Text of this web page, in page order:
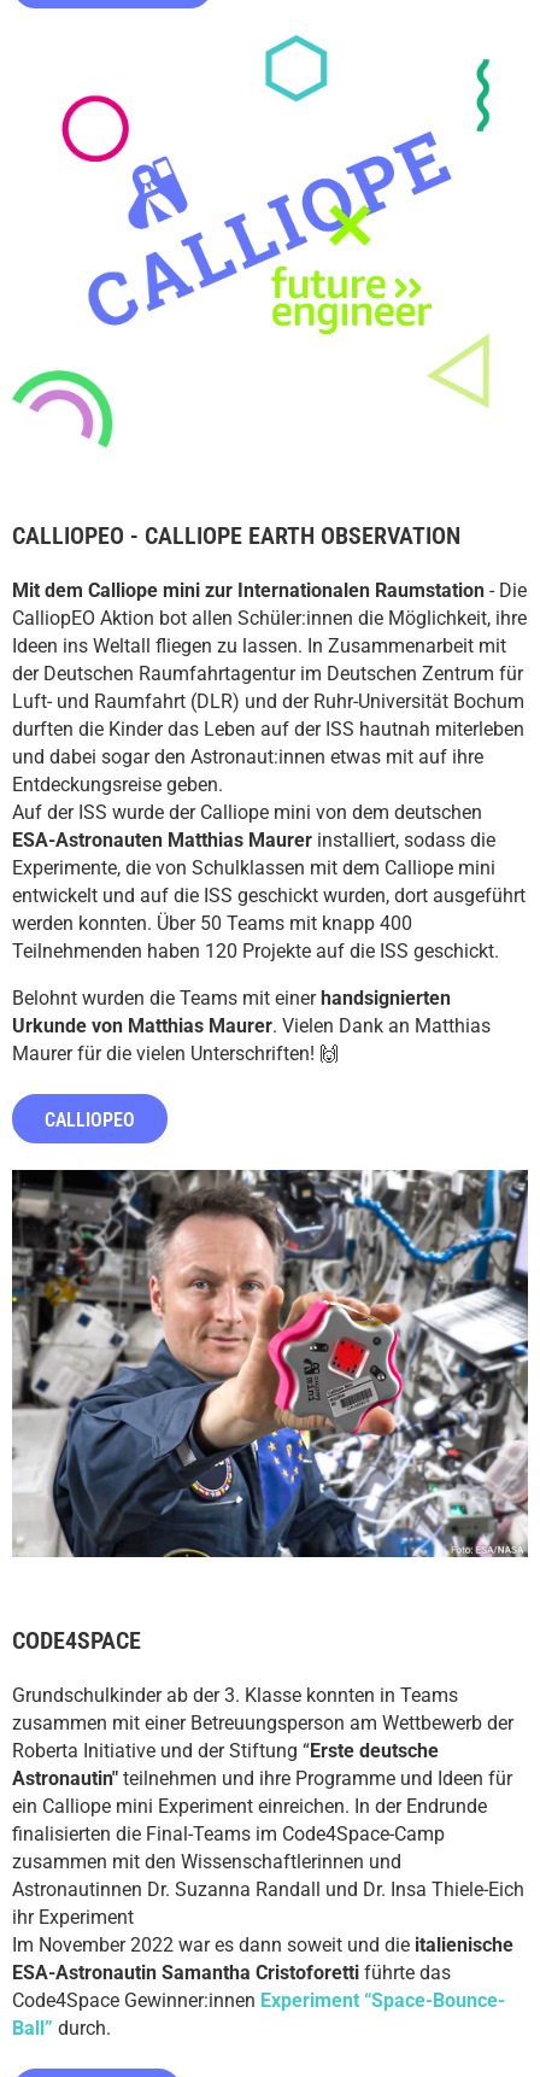
CALLIOPEO - CALLIOPE EARTH OBSERVATION
Mit dem Calliope mini zur Internationalen Raumstation - Die
CalliopEO Aktion bot allen Schüler:innen die Möglichkeit, ihre
Ideen ins Weltall fliegen zu lassen. In Zusammenarbeit mit
der Deutschen Raumfahrtagentur im Deutschen Zentrum für
Luft- und Raumfahrt (DLR) und der Ruhr-Universität Bochum
durften die Kinder das Leben auf der ISS hautnah miterleben
und dabei sogar den Astronaut:innen etwas mit auf ihre
Entdeckungsreise geben.
Auf der ISS wurde der Calliope mini von dem deutschen
ESA-Astronauten Matthias Maurer installiert, sodass die
Experimente, die von Schulklassen mit dem Calliope mini
entwickelt und auf die ISS geschickt wurden, dort ausgeführt
werden konnten. Über 50 Teams mit knapp 400
Teilnehmenden haben 120 Projekte auf die ISS geschickt.
Belohnt wurden die Teams mit einerhandsignierten
Urkunde von Matthias Maurer. Vielen Dank an Matthias
Maurer für die vielen Unterschriften! 🙌
CALLIOPEO
CODE4SPACE
Grundschulkinder ab der 3. Klasse konnten in Teams
zusammen mit einer Betreuungsperson am Wettbewerb der
Roberta Initiative und der Stiftung “Erste deutsche
Astronautin" teilnehmen und ihre Programme und Ideen für
ein Calliope mini Experiment einreichen. In der Endrunde
finalisierten die Final-Teams im Code4Space-Camp
zusammen mit den Wissenschaftlerinnen und
Astronautinnen Dr. Suzanna Randall und Dr. Insa Thiele-Eich
ihr Experiment
Im November 2022 war es dann soweit und die italienische
ESA-Astronautin Samantha Cristoforetti führte das
Code4Space Gewinner:innen Experiment “Space-Bounce-
Ball” durch.